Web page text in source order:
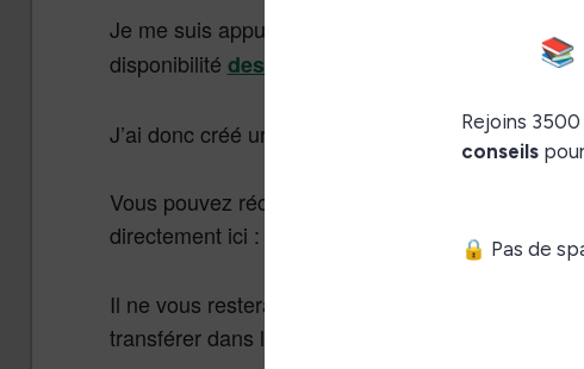
Je me suis appuyé sur le projet PBDoom
disponibilité des niveaux pour le jeu DOOM 2
J’ai donc créé un petit projet disponible sous la
Vous pouvez récupérer ce fichier qui vous
directement ici :
https://www.liseuses.net/
Il ne vous restera plus qu’à connecter votre
transférer dans le dossier « applications » le